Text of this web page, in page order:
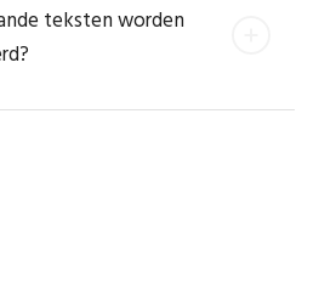
teksten worden